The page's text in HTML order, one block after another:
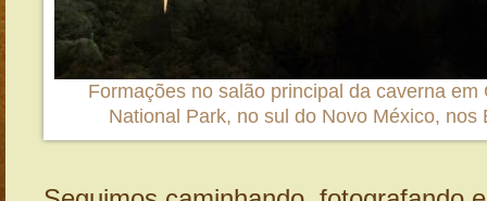
Formações no salão principal da caverna em
National Park, no sul do Novo México, nos